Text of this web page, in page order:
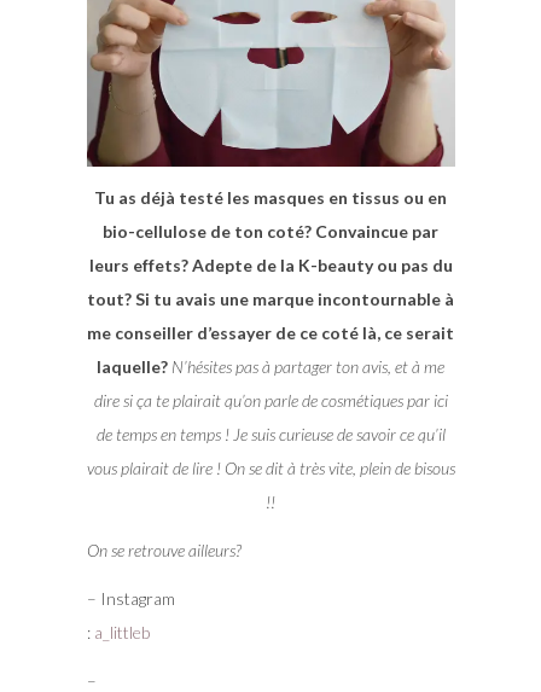
Tu as déjà testé les masques en tissus ou en
bio-cellulose de ton coté? Convaincue par
leurs effets? Adepte de la K-beauty ou pas du
tout? Si tu avais une marque incontournable à
me conseiller d’essayer de ce coté là, ce serait
laquelle? N’hésites pas à partager ton avis, et à me
dire si ça te plairait qu’on parle de cosmétiques par ici
de temps en temps ! Je suis curieuse de savoir ce qu’il
vous plairait de lire ! On se dit à très vite, plein de bisous
!!
On se retrouve ailleurs?
– Instagram
: a_littleb
–